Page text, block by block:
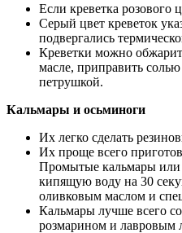
Если креветка розового
Серый цвет креветок
подвергались
Креветки можно
масле, приправить
петрушкой.
Кальмары и осьминоги
Их легко сделать
Их проще всего
Промытые кальмары
кипящую воду на 30
оливковым маслом и
Кальмары лучше всего
розмарином и лавровым